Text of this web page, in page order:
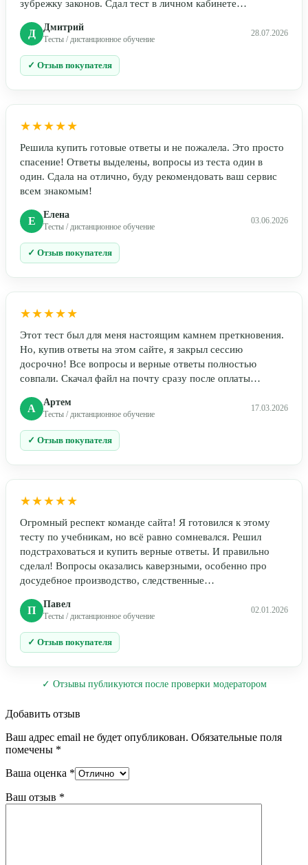
зубрежку законов. Сдал тест в личном кабинете…
Д Дмитрий
Тесты / дистанционное обучение
28.07.2026
✓ Отзыв покупателя
★★★★★
Решила купить готовые ответы и не пожалела. Это просто
спасение! Ответы выделены, вопросы из теста один в
один. Сдала на отлично, буду рекомендовать ваш сервис
всем знакомым!
Е Елена
Тесты / дистанционное обучение
03.06.2026
✓ Отзыв покупателя
★★★★★
Этот тест был для меня настоящим камнем преткновения.
Но, купив ответы на этом сайте, я закрыл сессию
досрочно! Все вопросы и верные ответы полностью
совпали. Скачал файл на почту сразу после оплаты…
А Артем
Тесты / дистанционное обучение
17.03.2026
✓ Отзыв покупателя
★★★★★
Огромный респект команде сайта! Я готовился к этому
тесту по учебникам, но всё равно сомневался. Решил
подстраховаться и купить верные ответы. И правильно
сделал! Вопросы оказались каверзными, особенно про
досудебное производство, следственные…
П Павел
Тесты / дистанционное обучение
02.01.2026
✓ Отзыв покупателя
✓ Отзывы публикуются после проверки модератором
Добавить отзыв
Ваш адрес email не будет опубликован. Обязательные поля
помечены *
Ваша оценка *
Ваш отзыв *